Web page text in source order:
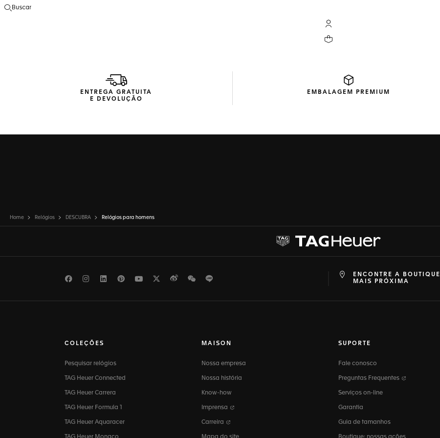
Buscar
Conta My TAG Heuer
Seu carrinho contém 0 produtos
ENTREGA GRATUITA
E DEVOLUÇÃO
EMBALAGEM PREMIUM
Home Relógios DESCUBRA Relógios para homens
FacebookInstagramLinkedInPinterest
Youtube
TwitterWeiboWeChat
ENCONTRE A BOUTIQUE
MAIS PRÓXIMA
COLEÇÕES
Pesquisar relógios
TAG Heuer Connected
TAG Heuer Carrera
TAG Heuer Formula 1
TAG Heuer Aquaracer
MAISON
Nossa empresa
Nossa história
Know-how
Imprensa
Carreira
SUPORTE
Fale conosco
Preguntas Frequentes
Serviços on-line
Garantia
Guia de tamanhos